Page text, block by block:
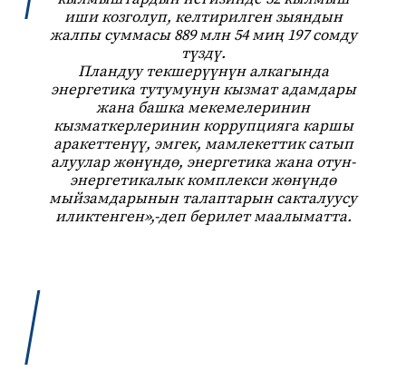
иши козголуп, келтирилген зыяндын
жалпы суммасы 889 млн 54 миң 197 сомду
түздү.
Пландуу текшерүүнүн алкагында
энергетика тутумунун кызмат адамдары
жана башка мекемелеринин
кызматкерлеринин коррупцияга каршы
аракеттенүү, эмгек, мамлекеттик сатып
алуулар жөнүндө, энергетика жана отун-
энергетикалык комплекси жөнүндө
мыйзамдарынын талаптарын сакталуусу
иликтенген»,-деп берилет маалыматта.